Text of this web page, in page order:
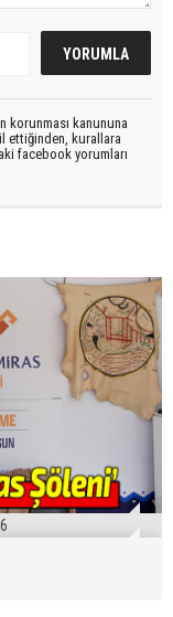
korunması kanununa
ettiğinden, kurallara
facebook yorumları